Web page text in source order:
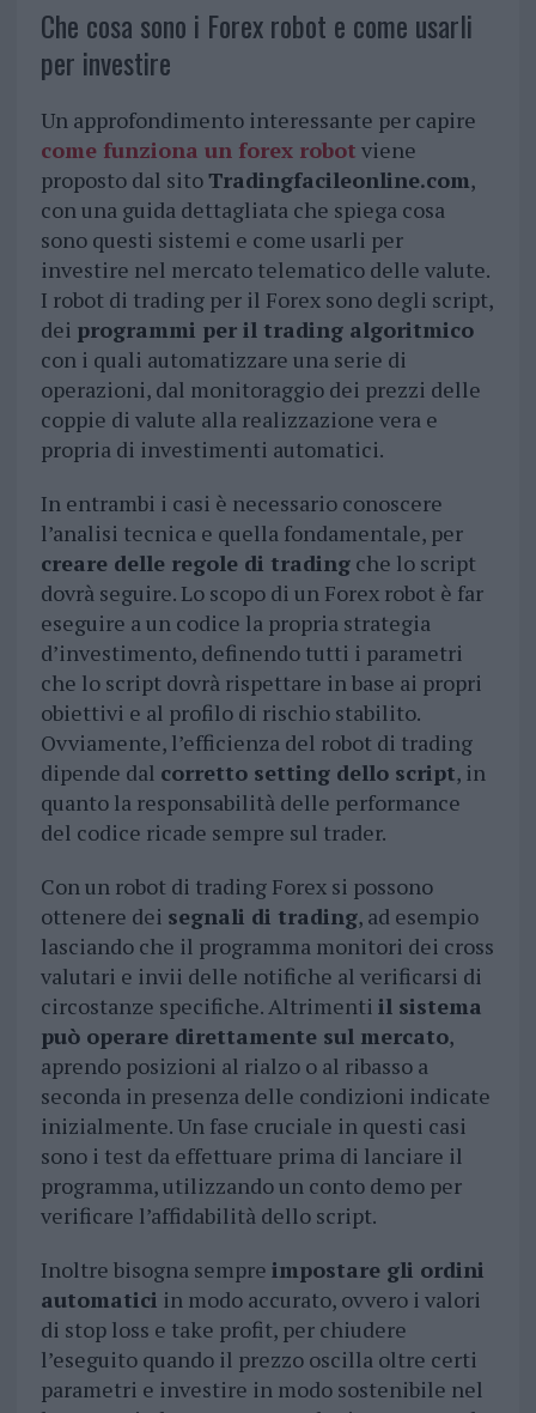
Che cosa sono i Forex robot e come usarli
per investire
Un approfondimento interessante per capire
come funziona un forex robot viene
proposto dal sitoTradingfacileonline.com,
con una guida dettagliata che spiega cosa
sono questi sistemi e come usarli per
investire nel mercato telematico delle valute.
I robot di trading per il Forex sono degli script,
dei programmi per il trading algoritmico
con i quali automatizzare una serie di
operazioni, dal monitoraggio dei prezzi delle
coppie di valute alla realizzazione vera e
propria di investimenti automatici.
In entrambi i casi è necessario conoscere
l’analisi tecnica e quella fondamentale, per
creare delle regole di tradingche lo script
dovrà seguire. Lo scopo di un Forex robot è far
eseguire a un codice la propria strategia
d’investimento, definendo tutti i parametri
che lo script dovrà rispettare in base ai propri
obiettivi e al profilo di rischio stabilito.
Ovviamente, l’efficienza del robot di trading
dipende dal corretto setting dello script, in
quanto la responsabilità delle performance
del codice ricade sempre sul trader.
Con un robot di trading Forex si possono
ottenere dei segnali di trading, ad esempio
lasciando che il programma monitori dei cross
valutari e invii delle notifiche al verificarsi di
circostanze specifiche. Altrimenti il sistema
può operare direttamente sul mercato,
aprendo posizioni al rialzo o al ribasso a
seconda in presenza delle condizioni indicate
inizialmente. Un fase cruciale in questi casi
sono i test da effettuare prima di lanciare il
programma, utilizzando un conto demo per
verificare l’affidabilità dello script.
Inoltre bisogna sempre impostare gli ordini
automatici in modo accurato, ovvero i valori
di stop loss e take profit, per chiudere
l’eseguito quando il prezzo oscilla oltre certi
parametri e investire in modo sostenibile nel